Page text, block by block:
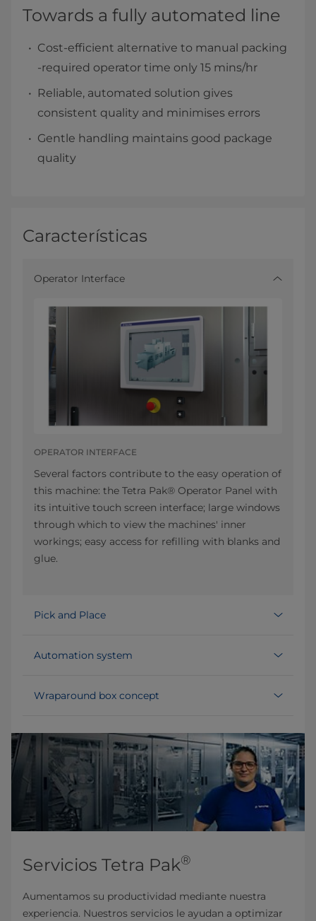
Towards a fully automated line
Cost-efficient alternative to manual packing
-required operator time only 15 mins/hr
Reliable, automated solution gives
consistent quality and minimises errors
Gentle handling maintains good package
quality
Características
Operator Interface
OPERATOR INTERFACE
Several factors contribute to the easy operation of
this machine: the Tetra Pak® Operator Panel with
its intuitive touch screen interface; large windows
through which to view the machines' inner
workings; easy access for refilling with blanks and
glue.
Pick and Place
Automation system
Wraparound box concept
Servicios Tetra Pak®
Aumentamos su productividad mediante nuestra
experiencia. Nuestros servicios le ayudan a optimizar